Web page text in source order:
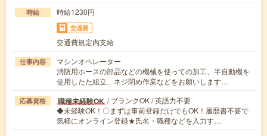
時給 時給1230円
交通費
交通費規定内支給
仕事内容
マシンオペレーター
消防用ホースの部品などの機械を使っての加工、半自動機を
使用したた組立、ネジ閉め作業などをお願いします…
応募資格 職種未経験OK / ブランクOK / 英語力不要
◆未経験OK！〇まずは事前登録だけでもOK！履歴書不要で
気軽にオンライン登録★氏名・職種などを入力す…